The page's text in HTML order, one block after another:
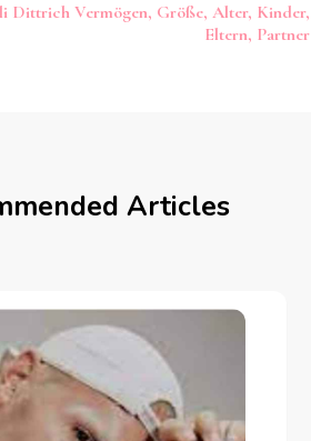
Dittrich Vermögen, Größe, Alter, Kinder,
Eltern, Partner
Articles